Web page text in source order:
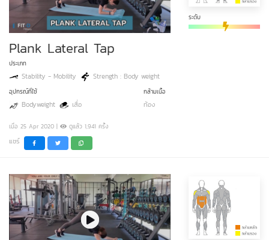
ระดับ
Plank Lateral Tap
ประเภท
Stability - Mobility Strength : Body weight
อุปกรณ์ที่ใช้
Bodyweight เสื่อ
กล้ามเนื้อ
ท้อง
เมื่อ 25 Apr 2020 | ดูแล้ว 1,941 ครั้ง
แชร์